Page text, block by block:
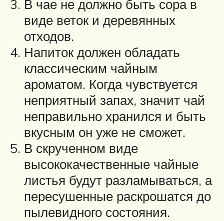
В чае не должно быть сора в
виде веток и деревянных
отходов.
Напиток должен обладать
классическим чайным
ароматом. Когда чувствуется
неприятный запах, значит чай
неправильно хранился и быть
вкусным он уже не сможет.
В скрученном виде
высококачественные чайные
листья будут разламываться, а
пересушенные раскрошатся до
пылевидного состояния.